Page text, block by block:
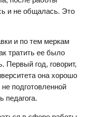
и не общалась. Это
и по тем меркам
тратить ее было
Первый год, говорит,
она хорошо
подготовленной
педагога.